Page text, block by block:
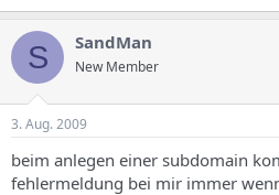
S SandMan
New Member
3. Aug. 2009
beim anlegen einer subdomain
fehlermeldung bei mir immer